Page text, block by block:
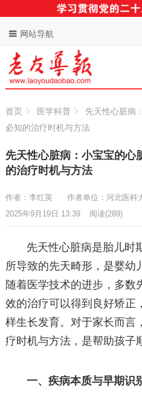
网站导航
首页 医学科普
先天性心脏病
必知的治疗时机与方法
先天性心脏病：小宝宝的心
的治疗时机与方法
作者：李红英
作者单位：河北医科
2025年9月19日 13:39
阅读(289)
先天性心脏病是胎儿时
所导致的先天畸形，是婴幼
随着医学技术的进步，多数
效的治疗可以得到良好矫正
样生长发育。对于家长而言
疗时机与方法，是帮助孩子
一、疾病本质与早期识